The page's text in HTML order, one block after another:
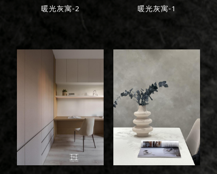
暖光灰寓-2 暖光灰寓-1